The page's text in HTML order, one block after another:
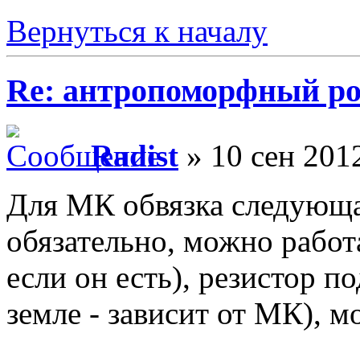
Вернуться к началу
Re: антропоморфный
Radist » 10 сен
Для МК обвязка
обязательно, можно
если он есть), резистор
земле - зависит от МК),